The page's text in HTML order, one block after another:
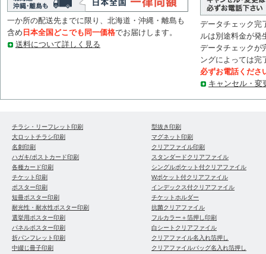
一か所の配送先までに限り、北海道・沖縄・離島も
含め 日本全国どこでも同一価格でお届けします。
送料について詳しく見る
データチェック完
ルは別途料金が発
データチェックが
ングによっては完
必ずお電話くださ
キャンセル・変
チラシ・リーフレット印刷
大ロットチラシ印刷
名刺印刷
ハガキ/ポストカード印刷
各種カード印刷
チケット印刷
ポスター印刷
短冊ポスター印刷
耐光性・耐水性ポスター印刷
選挙用ポスター印刷
パネルポスター印刷
折パンフレット印刷
中綴じ冊子印刷
型抜き印刷
マグネット印刷
クリアファイル印刷
スタンダードクリアファイル
シングルポケット付クリアファイル
Wポケット付クリアファイル
インデックス付クリアファイル
チケットホルダー
抗菌クリアファイル
フルカラー＋箔押し印刷
白シートクリアファイル
クリアファイル名入れ箔押し
クリアファイルバッグ名入れ箔押し